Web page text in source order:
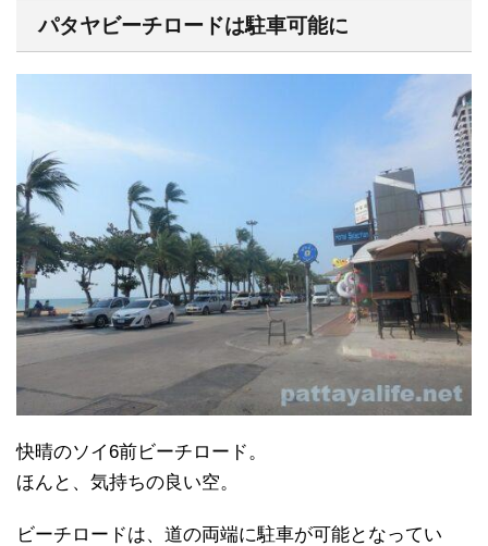
パタヤビーチロードは駐車可能に
快晴のソイ6前ビーチロード。
ほんと、気持ちの良い空。
ビーチロードは、道の両端に駐車が可能となってい